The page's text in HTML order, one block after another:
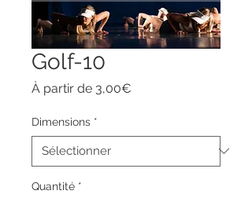
Golf-10
À partir de 3,00€
Dimensions *
Quantité *